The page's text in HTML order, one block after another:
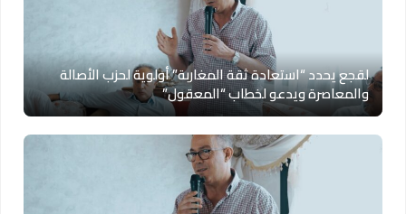
لقجع يحدد “استعادة ثقة المغاربة” أولوية لحزب الأصالة
والمعاصرة ويدعو لخطاب “المعقول”